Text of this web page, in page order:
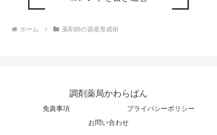
ホーム 薬剤師の資産形成術
調剤薬局かわらばん
免責事項
プライバシーポリシー
お問い合わせ